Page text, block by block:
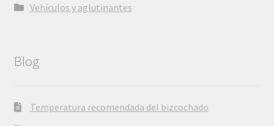
Vehículos y aglutinantes
Blog
Temperatura recomendada del bizcochado